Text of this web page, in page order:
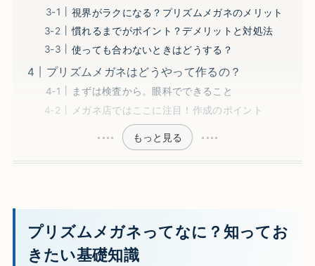
視界がラクになる？プリズムメガネのメリット
慣れるまでがポイント？デメリットと対処法
使っても合わないときはどうする？
プリズムメガネはどうやって作るの？
まずは検査から。眼科でできること
メガネ店ではここに注目！作成のポイント
もっと見る
プリズムメガネってなに？知ってお
きたい基礎知識